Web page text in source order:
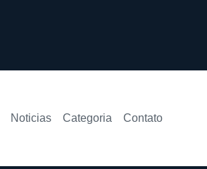
Noticias Categoria Contato